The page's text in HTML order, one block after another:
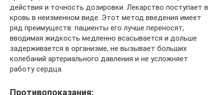
действия и точность дозировки. Лекарство поступает в
кровь в неизменном виде. Этот метод введения имеет
ряд преимуществ: пациенты его лучше переносят,
вводимая жидкость медленно всасывается и дольше
задерживается в организме, не вызывает больших
колебаний артериального давления и не усложняет
работу сердца.
Противопоказания: